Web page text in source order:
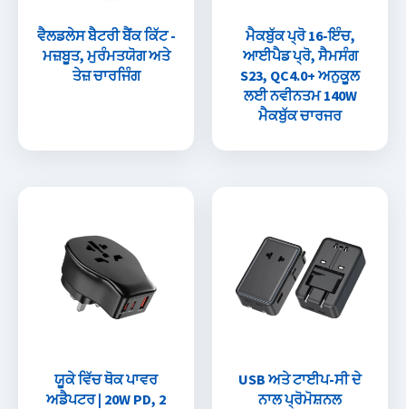
ਵੈਲਡਲੇਸ ਬੈਟਰੀ ਬੈਂਕ ਕਿੱਟ -
ਮਜ਼ਬੂਤ, ਮੁਰੰਮਤਯੋਗ ਅਤੇ
ਤੇਜ਼ ਚਾਰਜਿੰਗ
ਮੈਕਬੁੱਕ ਪ੍ਰੋ 16-ਇੰਚ,
ਆਈਪੈਡ ਪ੍ਰੋ, ਸੈਮਸੰਗ
S23, QC4.0+ ਅਨੁਕੂਲ
ਲਈ ਨਵੀਨਤਮ 140W
ਮੈਕਬੁੱਕ ਚਾਰਜਰ
ਯੂਕੇ ਵਿੱਚ ਥੋਕ ਪਾਵਰ
ਅਡੈਪਟਰ | 20W PD, 2
USB ਅਤੇ ਟਾਈਪ-ਸੀ ਦੇ
ਨਾਲ ਪ੍ਰੋਮੋਸ਼ਨਲ